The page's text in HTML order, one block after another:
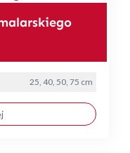
25, 40, 50, 75 cm